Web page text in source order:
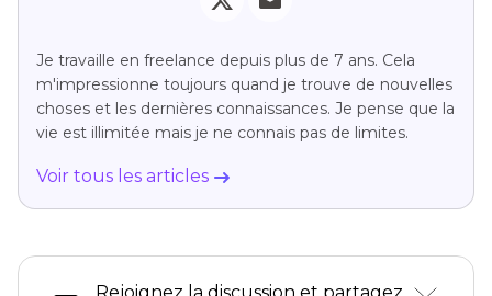
Je travaille en freelance depuis plus de 7 ans. Cela
m'impressionne toujours quand je trouve de nouvelles
choses et les dernières connaissances. Je pense que la
vie est illimitée mais je ne connais pas de limites.
Voir tous les articles